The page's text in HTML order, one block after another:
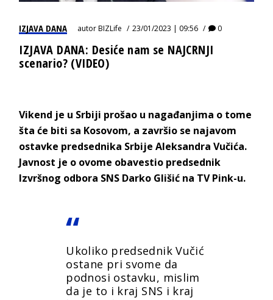
IZJAVA DANA autorBIZLife 23/01/2023 | 09:56 0
IZJAVA DANA: Desiće nam se NAJCRNJI
scenario? (VIDEO)
Vikend je u Srbiji prošao u nagađanjima o tome
šta će biti sa Kosovom, a završio se najavom
ostavke predsednika Srbije Aleksandra Vučića.
Javnost je o ovome obavestio predsednik
Izvršnog odbora SNS Darko Glišić na TV Pink-u.
Ukoliko predsednik Vučić
ostane pri svome da
podnosi ostavku, mislim
da je to i kraj SNS i kraj